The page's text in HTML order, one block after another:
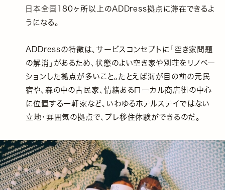
日本全国180ヶ所以上のADDress拠点に滞在できるよ
うになる。
ADDressの特徴は、サービスコンセプトに「空き家問題
の解消」があるため、状態のよい空き家や別荘をリノベー
ションした拠点が多いこと。たとえば海が目の前の元民
宿や、森の中の古民家、情緒あるローカル商店街の中心
に位置する一軒家など、いわゆるホテルステイではない
立地・雰囲気の拠点で、プレ移住体験ができるのだ。